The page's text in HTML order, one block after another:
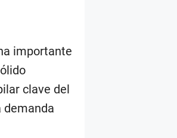
importante
clave del
demanda